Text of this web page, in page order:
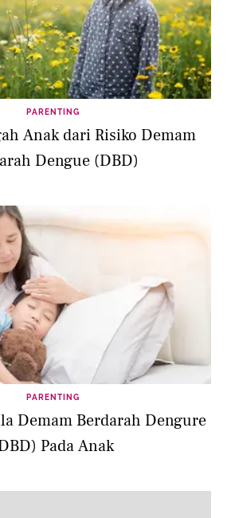
PARENTING
Anak dari Risiko Demam
Dengue (DBD)
PARENTING
Demam Berdarah Dengure
Pada Anak